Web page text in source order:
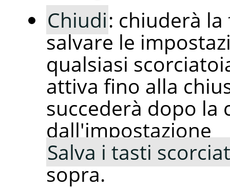
Chiudi: chiuderà
salvare le
qualsiasi
attiva fino alla
succederà dopo la
dall'impostazione
Salva i tasti
sopra.